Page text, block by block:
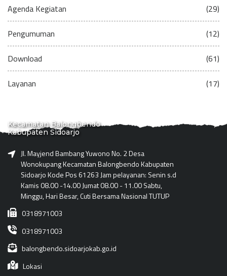
Agenda Kegiatan (29)
Pengumuman (12)
Download (61)
Layanan (17)
Kecamatan Balongbendo
Kabupaten Sidoarjo
Jl. Mayjend Bambang Yuwono No. 2 Desa
Wonokupang Kecamatan Balongbendo Kabupaten
Sidoarjo Kode Pos 61263 Jam pelayanan: Senin s.d
Kamis 08.00 -14.00 Jumat 08.00 - 11.00 Sabtu,
Minggu, Hari Besar, Cuti Bersama Nasional TUTUP
0318971003
0318971003
balongbendo.sidoarjokab.go.id
Lokasi